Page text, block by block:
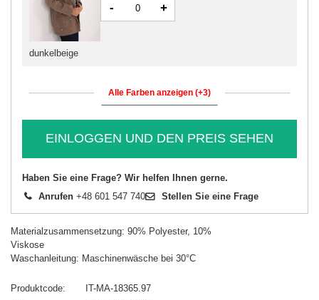
dunkelbeige
- +
Alle Farben anzeigen (+3)
EINLOGGEN UND DEN PREIS SEHEN
Haben Sie eine Frage? Wir helfen Ihnen gerne.
Anrufen +48 601 547 740 Stellen Sie eine Frage
Materialzusammensetzung: 90% Polyester, 10%
Viskose
Waschanleitung: Maschinenwäsche bei 30°C
Produktcode
IT-MA-18365.97